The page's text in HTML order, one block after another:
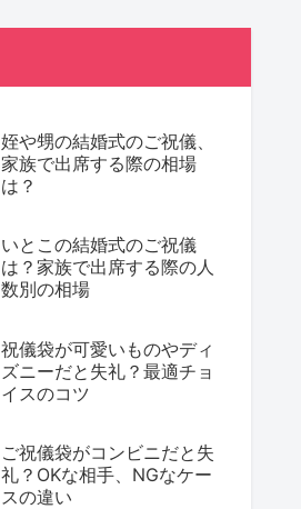
姪や甥の結婚式のご祝儀、
家族で出席する際の相場
は？
いとこの結婚式のご祝儀
は？家族で出席する際の人
数別の相場
祝儀袋が可愛いものやディ
ズニーだと失礼？最適チョ
イスのコツ
ご祝儀袋がコンビニだと失
礼？OKな相手、NGなケー
スの違い